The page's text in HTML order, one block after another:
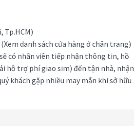
Tp.HCM)
danh sách cửa hàng ở chân trang)
có nhân viên tiếp nhận thông tin, hồ
hỗ trợ phí giao sim) đến tận nhà, nhận
khách gặp nhiều may mắn khi sở hữu